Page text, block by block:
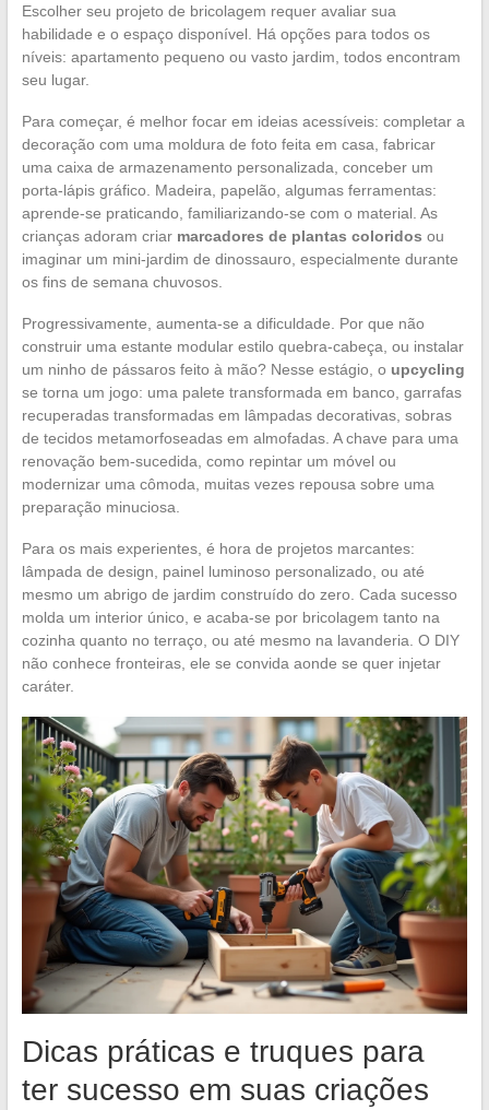
Escolher seu projeto de bricolagem requer avaliar sua
habilidade e o espaço disponível. Há opções para todos os
níveis: apartamento pequeno ou vasto jardim, todos encontram
seu lugar.
Para começar, é melhor focar em ideias acessíveis: completar a
decoração com uma moldura de foto feita em casa, fabricar
uma caixa de armazenamento personalizada, conceber um
porta-lápis gráfico. Madeira, papelão, algumas ferramentas:
aprende-se praticando, familiarizando-se com o material. As
crianças adoram criar marcadores de plantas coloridos ou
imaginar um mini-jardim de dinossauro, especialmente durante
os fins de semana chuvosos.
Progressivamente, aumenta-se a dificuldade. Por que não
construir uma estante modular estilo quebra-cabeça, ou instalar
um ninho de pássaros feito à mão? Nesse estágio, o upcycling
se torna um jogo: uma palete transformada em banco, garrafas
recuperadas transformadas em lâmpadas decorativas, sobras
de tecidos metamorfoseadas em almofadas. A chave para uma
renovação bem-sucedida, como repintar um móvel ou
modernizar uma cômoda, muitas vezes repousa sobre uma
preparação minuciosa.
Para os mais experientes, é hora de projetos marcantes:
lâmpada de design, painel luminoso personalizado, ou até
mesmo um abrigo de jardim construído do zero. Cada sucesso
molda um interior único, e acaba-se por bricolagem tanto na
cozinha quanto no terraço, ou até mesmo na lavanderia. O DIY
não conhece fronteiras, ele se convida aonde se quer injetar
caráter.
Dicas práticas e truques para
ter sucesso em suas criações